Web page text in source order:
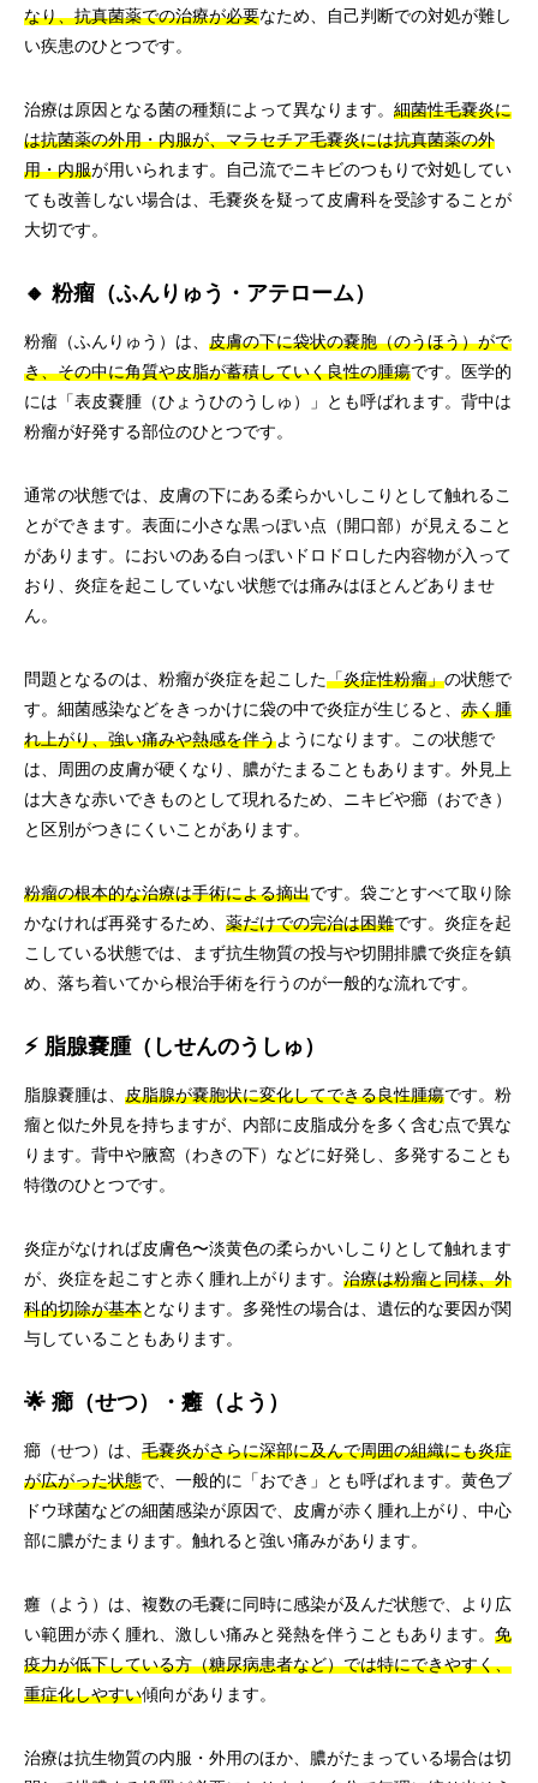
なり、抗真菌薬での治療が必要なため、自己判断での対処が難し
い疾患のひとつです。
治療は原因となる菌の種類によって異なります。 細菌性毛嚢炎に
は抗菌薬の外用・内服が、マラセチア毛嚢炎には抗真菌薬の外
用・内服が用いられます。自己流でニキビのつもりで対処してい
ても改善しない場合は、毛嚢炎を疑って皮膚科を受診することが
大切です。
🔸 粉瘤（ふんりゅう・アテローム）
粉瘤（ふんりゅう）は、 皮膚の下に袋状の嚢胞（のうほう）がで
き、その中に角質や皮脂が蓄積していく良性の腫瘍です。医学的
には「表皮嚢腫（ひょうひのうしゅ）」とも呼ばれます。背中は
粉瘤が好発する部位のひとつです。
通常の状態では、皮膚の下にある柔らかいしこりとして触れるこ
とができます。表面に小さな黒っぽい点（開口部）が見えること
があります。においのある白っぽいドロドロした内容物が入って
おり、炎症を起こしていない状態では痛みはほとんどありませ
ん。
問題となるのは、粉瘤が炎症を起こした「炎症性粉瘤」の状態で
す。細菌感染などをきっかけに袋の中で炎症が生じると、 赤く腫
れ上がり、強い痛みや熱感を伴うようになります。この状態で
は、周囲の皮膚が硬くなり、膿がたまることもあります。外見上
は大きな赤いできものとして現れるため、ニキビや癤（おでき）
と区別がつきにくいことがあります。
粉瘤の根本的な治療は手術による摘出です。袋ごとすべて取り除
かなければ再発するため、 薬だけでの完治は困難です。炎症を起
こしている状態では、まず抗生物質の投与や切開排膿で炎症を鎮
め、落ち着いてから根治手術を行うのが一般的な流れです。
⚡ 脂腺嚢腫（しせんのうしゅ）
脂腺嚢腫は、 皮脂腺が嚢胞状に変化してできる良性腫瘍です。粉
瘤と似た外見を持ちますが、内部に皮脂成分を多く含む点で異な
ります。背中や腋窩（わきの下）などに好発し、多発することも
特徴のひとつです。
炎症がなければ皮膚色〜淡黄色の柔らかいしこりとして触れます
が、炎症を起こすと赤く腫れ上がります。 治療は粉瘤と同様、外
科的切除が基本となります。多発性の場合は、遺伝的な要因が関
与していることもあります。
🌟 癤（せつ）・癰（よう）
癤（せつ）は、 毛嚢炎がさらに深部に及んで周囲の組織にも炎症
が広がった状態で、一般的に「おでき」とも呼ばれます。黄色ブ
ドウ球菌などの細菌感染が原因で、皮膚が赤く腫れ上がり、中心
部に膿がたまります。触れると強い痛みがあります。
癰（よう）は、複数の毛嚢に同時に感染が及んだ状態で、より広
い範囲が赤く腫れ、激しい痛みと発熱を伴うこともあります。 免
疫力が低下している方（糖尿病患者など）では特にできやすく、
重症化しやすい傾向があります。
治療は抗生物質の内服・外用のほか、膿がたまっている場合は切